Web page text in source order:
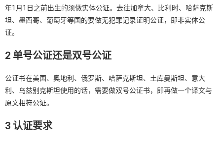
年1月1日之前出生的须做实体公证。去往加拿大、比利时、哈萨克斯
坦、墨西哥、葡萄牙等国的要做无犯罪记录证明公证，即非实体公
证。
2 单号公证还是双号公证
公证书在美国、奥地利、俄罗斯、哈萨克斯坦、土库曼斯坦、意大
利、乌兹别克斯坦使用的话，需要做双号公证书，即再做一个译文与
原文相符公证。
3 认证要求